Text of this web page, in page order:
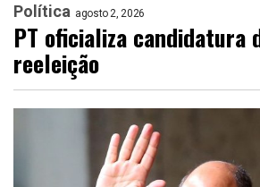
Política agosto 2, 2026
PT oficializa candidatura
reeleição